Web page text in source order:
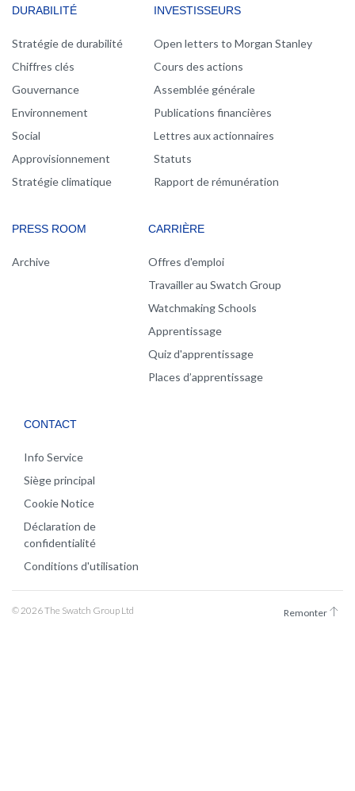
DURABILITÉ
Stratégie de durabilité
Chiffres clés
Gouvernance
Environnement
Social
Approvisionnement
Stratégie climatique
INVESTISSEURS
Open letters to Morgan Stanley
Cours des actions
Assemblée générale
Publications financières
Lettres aux actionnaires
Statuts
Rapport de rémunération
PRESS ROOM
Archive
CARRIÈRE
Offres d'emploi
Travailler au Swatch Group
Watchmaking Schools
Apprentissage
Quiz d'apprentissage
Places d’apprentissage
CONTACT
Info Service
Siège principal
Cookie Notice
Déclaration de
confidentialité
Conditions d'utilisation
© 2026 The Swatch Group Ltd Remonter